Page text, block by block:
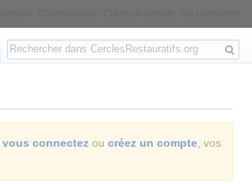
vous connectez ou créez un compte, vos
Rechercher